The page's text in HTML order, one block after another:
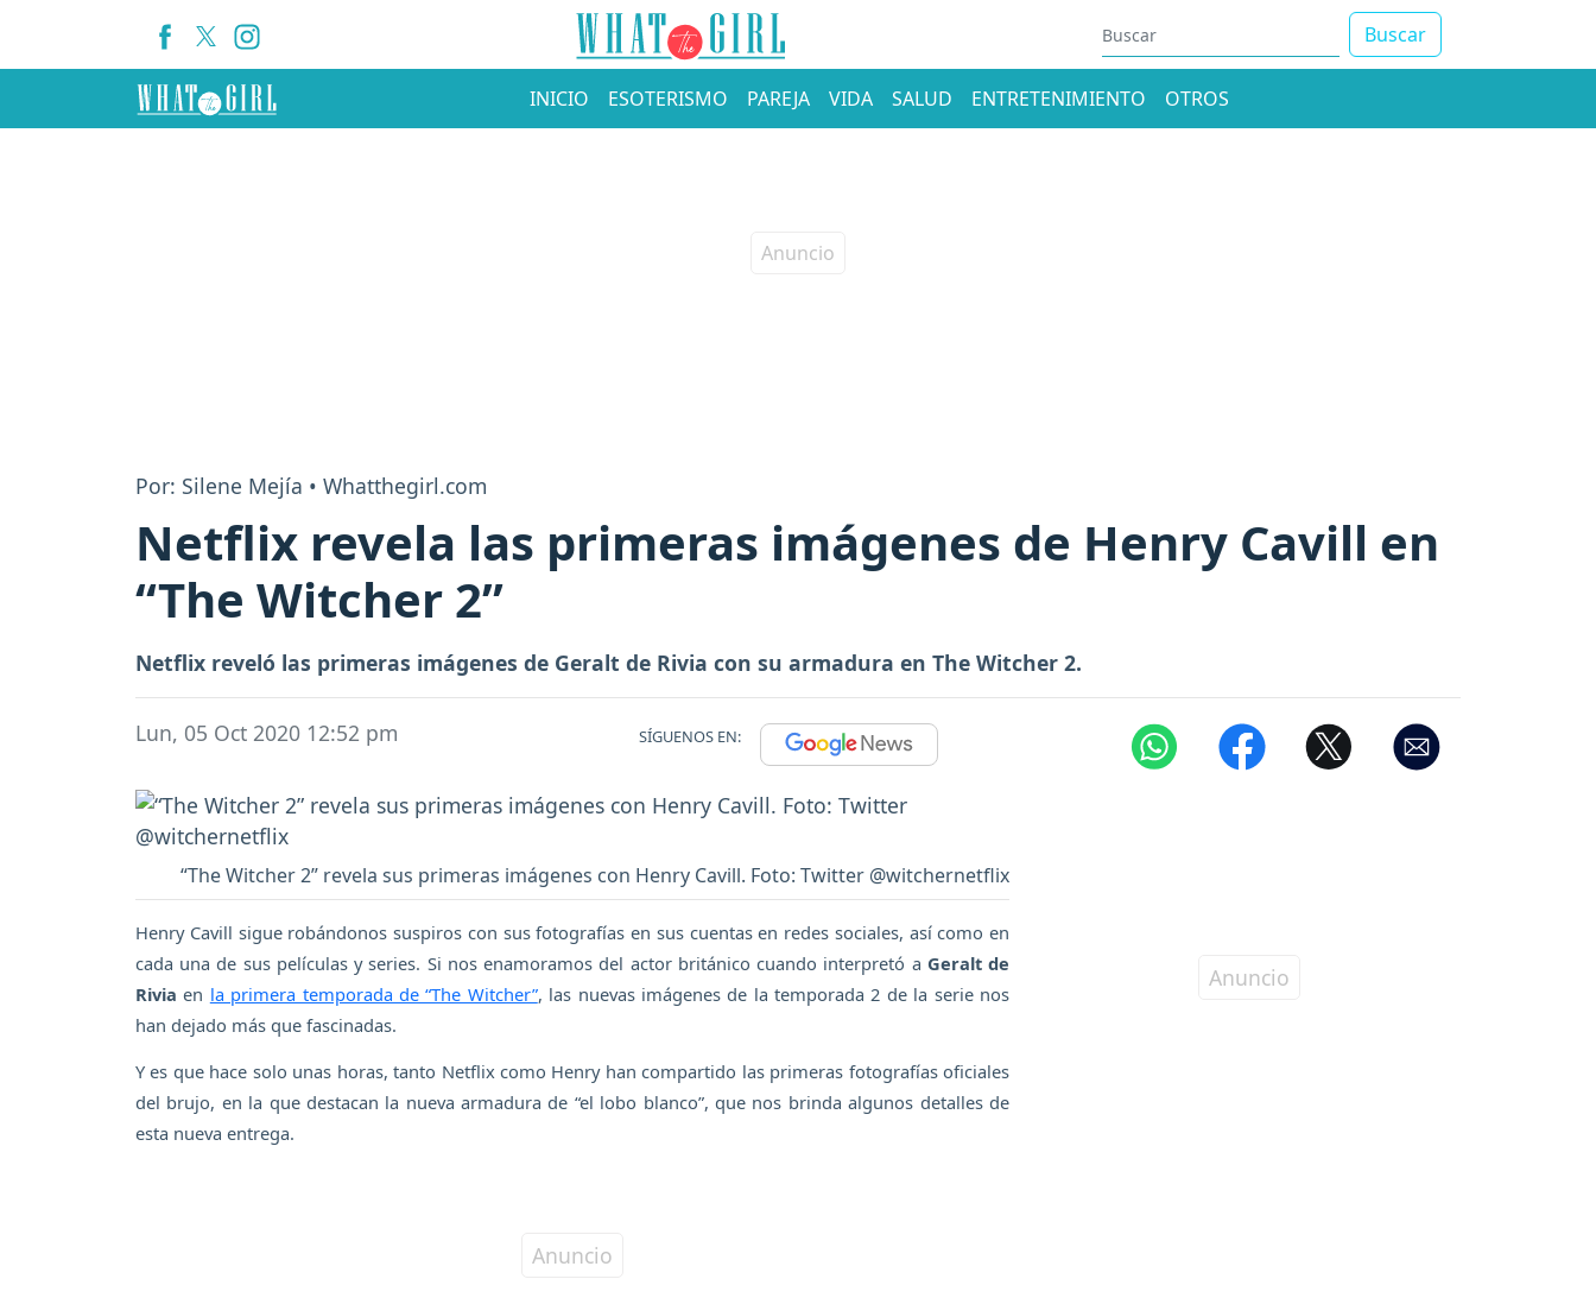
Buscar
INICIO ESOTERISMO PAREJA VIDA SALUD ENTRETENIMIENTO OTROS
Por: Silene Mejía • Whatthegirl.com
Netflix revela las primeras imágenes de Henry Cavill en
“The Witcher 2”
Netflix reveló las primeras imágenes de Geralt de Rivia con su armadura en The Witcher 2.
Lun, 05 Oct 2020 12:52 pm SÍGUENOS EN:
“The Witcher 2” revela sus primeras imágenes con Henry Cavill. Foto: Twitter @witchernetflix
Henry Cavill sigue robándonos suspiros con sus fotografías en sus cuentas en redes sociales, así como en
cada una de sus películas y series. Si nos enamoramos del actor británico cuando interpretó a Geralt de
Rivia en la primera temporada de “The Witcher”, las nuevas imágenes de la temporada 2 de la serie nos
han dejado más que fascinadas.
Y es que hace solo unas horas, tanto Netflix como Henry han compartido las primeras fotografías oficiales
del brujo, en la que destacan la nueva armadura de “el lobo blanco”, que nos brinda algunos detalles de
esta nueva entrega.